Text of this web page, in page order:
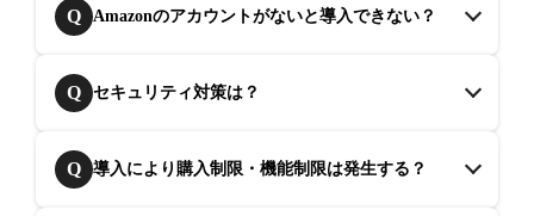
Q Amazonのアカウントがないと導入できない？
Q セキュリティ対策は？
Q 導入により購入制限・機能制限は発生する？